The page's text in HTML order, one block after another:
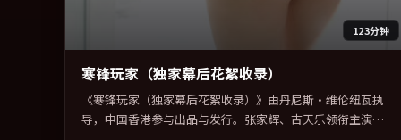
123分钟
寒锋玩家（独家幕后花絮收录）
《寒锋玩家（独家幕后花絮收录）》由丹尼斯·维伦纽瓦执
导，中国香港参与出品与发行。张家辉、古天乐领衔主演，